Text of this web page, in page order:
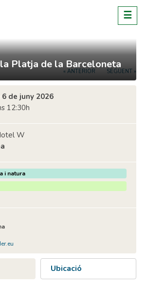
☰
« ANTERIOR SEGÜENT »
Platja de la Barceloneta
de juny 2026
12:30h
W
i natura
Ubicació